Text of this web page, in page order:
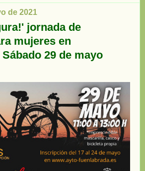
de 2021
jornada de
mujeres en
29 de mayo